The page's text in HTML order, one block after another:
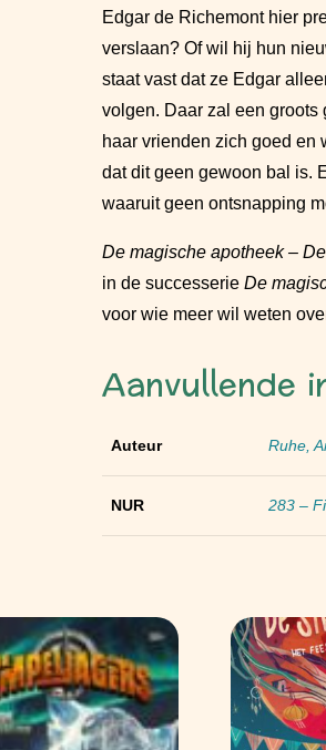
Edgar de Richemont hier
verslaan? Of wil hij hun
staat vast dat ze Edgar
volgen. Daar zal een groots
haar vrienden zich goed en
dat dit geen gewoon bal is.
waaruit geen ontsnapping
De magische apotheek –
in de successerie De
voor wie meer wil weten
Aanvullende
Auteur Ruhe,
NUR 283 –